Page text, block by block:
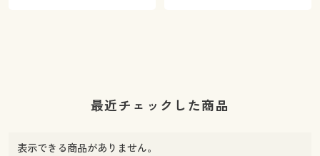
最近チェックした商品
表示できる商品がありません。